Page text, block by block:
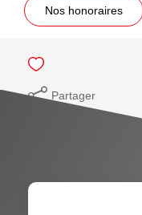
Nos honoraires
Partager